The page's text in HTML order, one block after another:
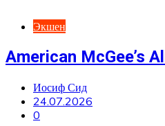
Экшен
American McGee’s
Иосиф Сид
24.07.2026
0